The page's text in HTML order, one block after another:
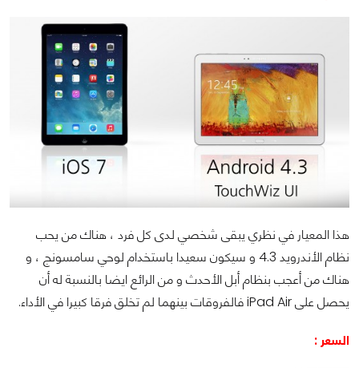
هذا المعيار في نظري يبقى شخصي لدى كل فرد ، هناك من يحب
نظام الأندرويد 4.3 و سيكون سعيدا باستخدام لوحي سامسونج ، و
هناك من أعجب بنظام أبل الأحدث و من الرائع ايضا بالنسبة له أن
يحصل علىiPad Air فالفروقات بينهما لم تخلق فرقا كبيرا في الأداء.
السعر :